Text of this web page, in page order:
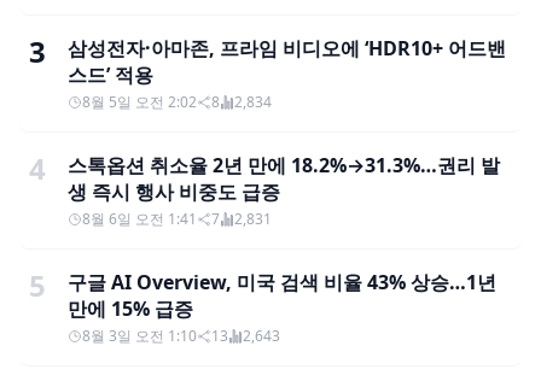
3
삼성전자·아마존, 프라임 비디오에 ‘HDR10+ 어드밴
스드’ 적용
8월 5일 오전 2:02 8 2,834
4
스톡옵션 취소율 2년 만에 18.2%→31.3%…권리 발
생 즉시 행사 비중도 급증
8월 6일 오전 1:41 7 2,831
5
구글 AI Overview, 미국 검색 비율 43% 상승…1년
만에 15% 급증
8월 3일 오전 1:10 13 2,643